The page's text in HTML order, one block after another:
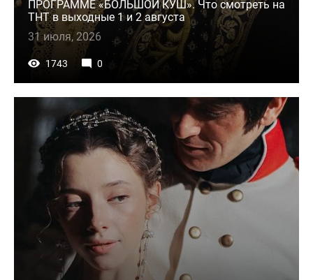
ПРОГРАММЕ «БОЛЬШОЙ КУШ». Что смотреть на
ТНТ в выходные 1 и 2 августа
31 июля, 2026
1743 0